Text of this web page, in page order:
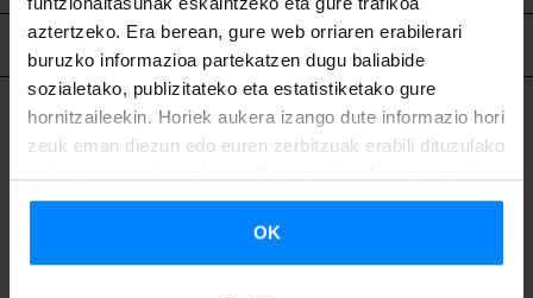
aztertzeko. Era berean, gure web orriaren erabilerari
buruzko informazioa partekatzen dugu baliabide
sozialetako, publizitateko eta estatistiketako gure
hornitzaileekin. Horiek aukera izango dute informazio hori
zeuk eman diezun edo euren zerbitzuak erabili dituzulako
OK
Lotutako edukia